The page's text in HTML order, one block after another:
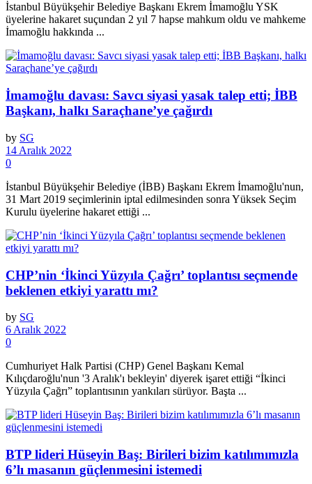
İstanbul Büyükşehir Belediye Başkanı Ekrem İmamoğlu YSK
üyelerine hakaret suçundan 2 yıl 7 hapse mahkum oldu ve mahkeme
İmamoğlu hakkında ...
İmamoğlu davası: Savcı siyasi yasak talep etti; İBB
Başkanı, halkı Saraçhane’ye çağırdı
by SG
14 Aralık 2022
0
İstanbul Büyükşehir Belediye (İBB) Başkanı Ekrem İmamoğlu'nun,
31 Mart 2019 seçimlerinin iptal edilmesinden sonra Yüksek Seçim
Kurulu üyelerine hakaret ettiği ...
CHP’nin ‘İkinci Yüzyıla Çağrı’ toplantısı seçmende
beklenen etkiyi yarattı mı?
by SG
6 Aralık 2022
0
Cumhuriyet Halk Partisi (CHP) Genel Başkanı Kemal
Kılıçdaroğlu'nun '3 Aralık'ı bekleyin' diyerek işaret ettiği “İkinci
Yüzyıla Çağrı” toplantısının yankıları sürüyor. Başta ...
BTP lideri Hüseyin Baş: Birileri bizim katılımımızla
6’lı masanın güçlenmesini istemedi